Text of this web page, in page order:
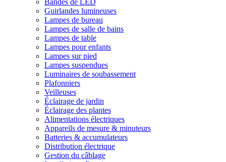
Bandes de LED
Guirlandes lumineuses
Lampes de bureau
Lampes de salle de bains
Lampes de table
Lampes pour enfants
Lampes sur pied
Lampes suspendues
Luminaires de soubassement
Plafonniers
Veilleuses
Éclairage de jardin
Éclairage des plantes
Alimentations électriques
Appareils de mesure & minuteurs
Batteries & accumulateurs
Distribution électrique
Gestion du câblage